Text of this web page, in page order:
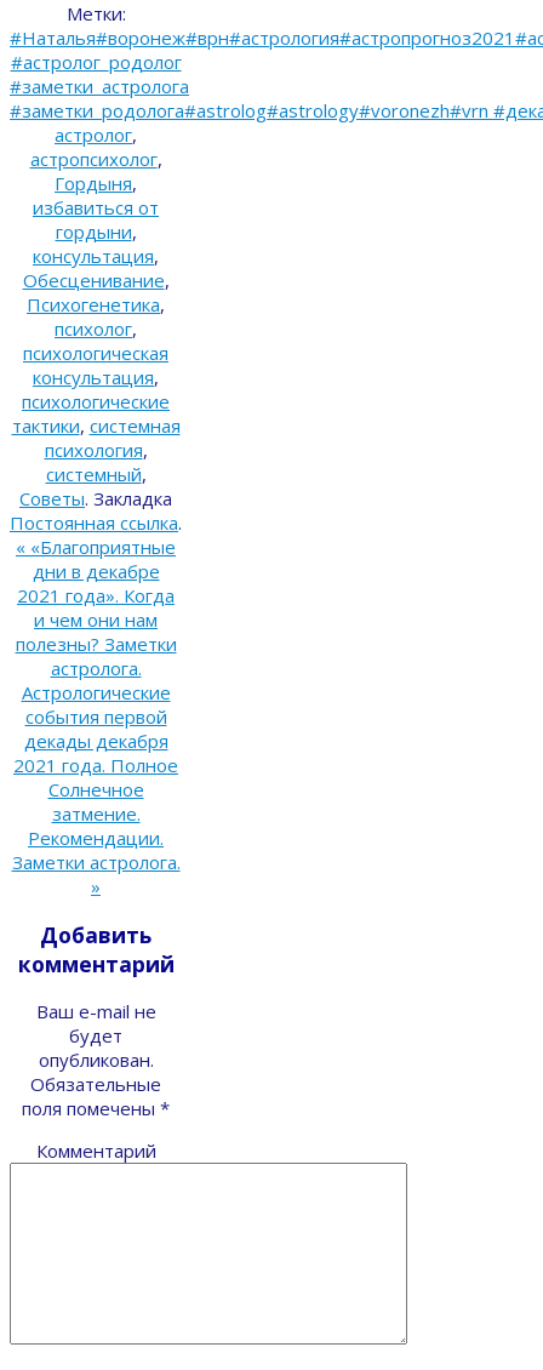
Метки:
#астролог_родолог
#заметки_астролога
#заметки_родолога#astrolog#astrology#voronezh#vrn
астролог,
астропсихолог,
Гордыня,
избавиться от
гордыни,
консультация,
Обесценивание,
Психогенетика,
психолог,
психологическая
консультация,
психологические
тактики, системная
психология,
системный,
Советы. Закладка
Постоянная ссылка.
« «Благоприятные
дни в декабре
2021 года». Когда
и чем они нам
полезны? Заметки
астролога.
Астрологические
события первой
декады декабря
2021 года. Полное
Солнечное
затмение.
Рекомендации.
Заметки астролога.
»
Добавить
комментарий
Ваш e-mail не
будет
опубликован.
Обязательные
поля помечены *
Комментарий